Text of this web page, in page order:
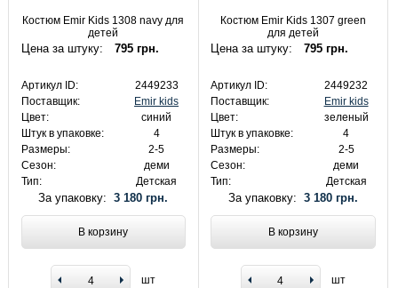
Костюм Emir Kids 1308 navy для
детей
Цена за штуку: 795 грн.
Артикул ID:
2449233
Поставщик:
Emir kids
Цвет:
синий
Штук в упаковке:
4
Размеры:
2-5
Сезон:
деми
Тип:
Детская
За упаковку: 3 180 грн.
В корзину
шт
Костюм Emir Kids 1307 green
для детей
Цена за штуку: 795 грн.
Артикул ID:
2449232
Поставщик:
Emir kids
Цвет:
зеленый
Штук в упаковке:
4
Размеры:
2-5
Сезон:
деми
Тип:
Детская
За упаковку: 3 180 грн.
В корзину
шт